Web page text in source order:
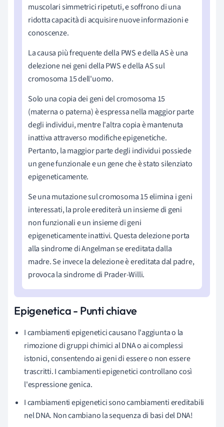
muscolari simmetrici ripetuti, e soffrono di una
ridotta capacità di acquisire nuove informazioni e
conoscenze.
La causa più frequente della PWS e della AS è una
delezione nei geni della PWS e della AS sul
cromosoma 15 dell'uomo.
Solo una copia dei geni del cromosoma 15
(materna o paterna) è espressa nella maggior parte
degli individui, mentre l'altra copia è mantenuta
inattiva attraverso modifiche epigenetiche.
Pertanto, la maggior parte degli individui possiede
un gene funzionale e un gene che è stato silenziato
epigeneticamente.
Se una mutazione sul cromosoma 15 elimina i geni
interessati, la prole erediterà un insieme di geni
non funzionali e un insieme di geni
epigeneticamente inattivi. Questa delezione porta
alla sindrome di Angelman se ereditata dalla
madre. Se invece la delezione è ereditata dal padre,
provoca la sindrome di Prader-Willi.
Epigenetica - Punti chiave
I cambiamenti epigenetici causano l'aggiunta o la
rimozione di gruppi chimici al DNA o ai complessi
istonici, consentendo ai geni di essere o non essere
trascritti. I cambiamenti epigenetici controllano così
l'espressione genica.
I cambiamenti epigenetici sono cambiamenti ereditabili
nel DNA. Non cambiano la sequenza di basi del DNA!